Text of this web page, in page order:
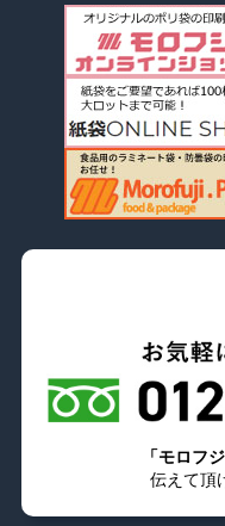
「モロフ
伝えて頂